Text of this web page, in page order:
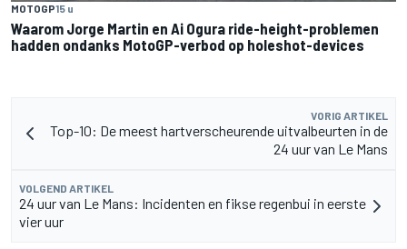
MOTOGP15 u
Waarom Jorge Martin en Ai Ogura ride-height-problemen
hadden ondanks MotoGP-verbod op holeshot-devices
VORIG ARTIKEL
Top-10: De meest hartverscheurende uitvalbeurten in de
24 uur van Le Mans
VOLGEND ARTIKEL
24 uur van Le Mans: Incidenten en fikse regenbui in eerste
vier uur